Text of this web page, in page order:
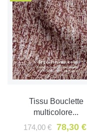
Tissu Bouclette
multicolore...
174,00 €
78,30 €